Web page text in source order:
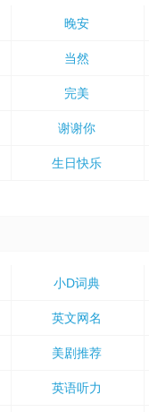
晚安
当然
完美
谢谢你
生日快乐
小D词典
英文网名
美剧推荐
英语听力